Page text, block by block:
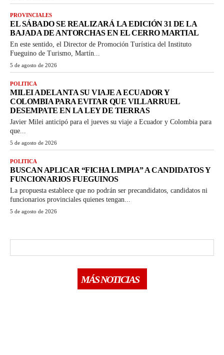
PROVINCIALES
EL SÁBADO SE REALIZARÁ LA EDICIÓN 31 DE LA
BAJADA DE ANTORCHAS EN EL CERRO MARTIAL
En este sentido, el Director de Promoción Turística del Instituto
Fueguino de Turismo, Martín...
5 de agosto de 2026
POLITICA
MILEI ADELANTA SU VIAJE A ECUADOR Y
COLOMBIA PARA EVITAR QUE VILLARRUEL
DESEMPATE EN LA LEY DE TIERRAS
Javier Milei anticipó para el jueves su viaje a Ecuador y Colombia para
que...
5 de agosto de 2026
POLITICA
BUSCAN APLICAR “FICHA LIMPIA” A CANDIDATOS Y
FUNCIONARIOS FUEGUINOS
La propuesta establece que no podrán ser precandidatos, candidatos ni
funcionarios provinciales quienes tengan...
5 de agosto de 2026
MÁS NOTICIAS